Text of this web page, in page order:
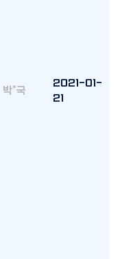
박*국
2021-01-
21